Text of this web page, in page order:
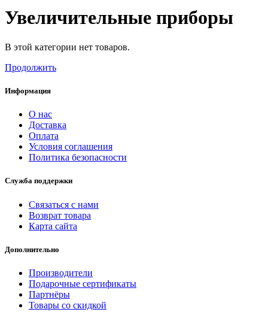
Увеличительные приборы
В этой категории нет товаров.
Продолжить
Информация
О нас
Доставка
Оплата
Условия соглашения
Политика безопасности
Служба поддержки
Связаться с нами
Возврат товара
Карта сайта
Дополнительно
Производители
Подарочные сертификаты
Партнёры
Товары со скидкой